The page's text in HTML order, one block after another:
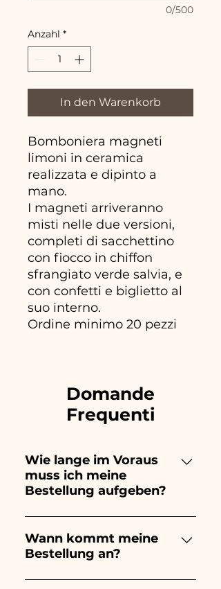
0/500
Anzahl *
In den Warenkorb
Bomboniera magneti
limoni in ceramica
realizzata e dipinto a
mano.
I magneti arriveranno
misti nelle due versioni,
completi di sacchettino
con fiocco in chiffon
sfrangiato verde salvia, e
con confetti e biglietto al
suo interno.
Ordine minimo 20 pezzi
Domande
Frequenti
Wie lange im Voraus
muss ich meine
Bestellung aufgeben?
Ceramiche Ania kreiert und
bemalt vollständig von Hand,
daher dauert ihre Herstellung
Wann kommt meine
Bestellung an?
Der Eingang der Bestellung ist